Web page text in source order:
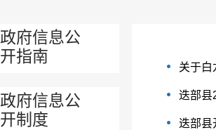
政府信息公
开指南
政府信息公
开制度
关于白
迭部县
迭部县